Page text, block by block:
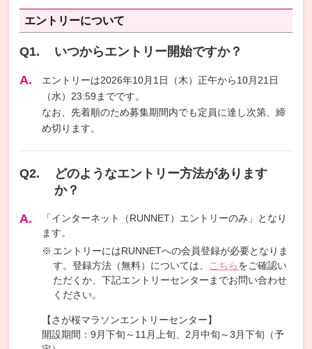
エントリーについて
いつからエントリー開始ですか？
エントリーは2026年10月1日（木）正午から10月21日
（水）23:59までです。
なお、先着順のため募集期間内でも定員に達し次第、締
め切ります。
どのようなエントリー方法があります
か？
「インターネット（RUNNET）エントリーのみ」となり
ます。
エントリーにはRUNNETへの会員登録が必要となりま
す。登録方法（無料）については、
こちら をご確認い
ただくか、下記エントリーセンターまでお問い合わせ
ください。
【さが桜マラソンエントリーセンター】
開設期間：9月下旬～11月上旬、2月中旬～3月下旬（予